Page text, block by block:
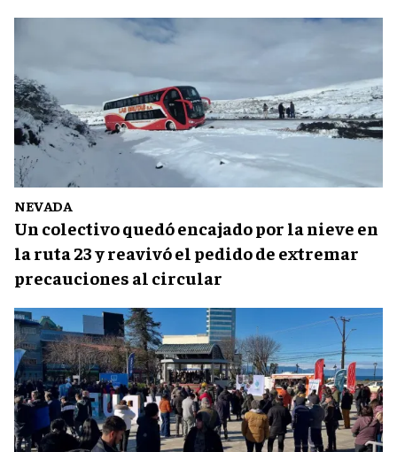
NEVADA
Un colectivo quedó encajado por la nieve en
la ruta 23 y reavivó el pedido de extremar
precauciones al circular